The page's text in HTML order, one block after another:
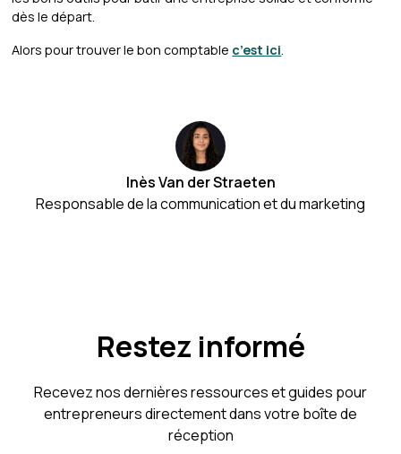
dès le départ.
Alors pour trouver le bon comptable c’est ici.
Inès Van der Straeten
Responsable de la communication et du marketing
Restez informé
Recevez nos dernières ressources et guides pour
entrepreneurs directement dans votre boîte de
réception